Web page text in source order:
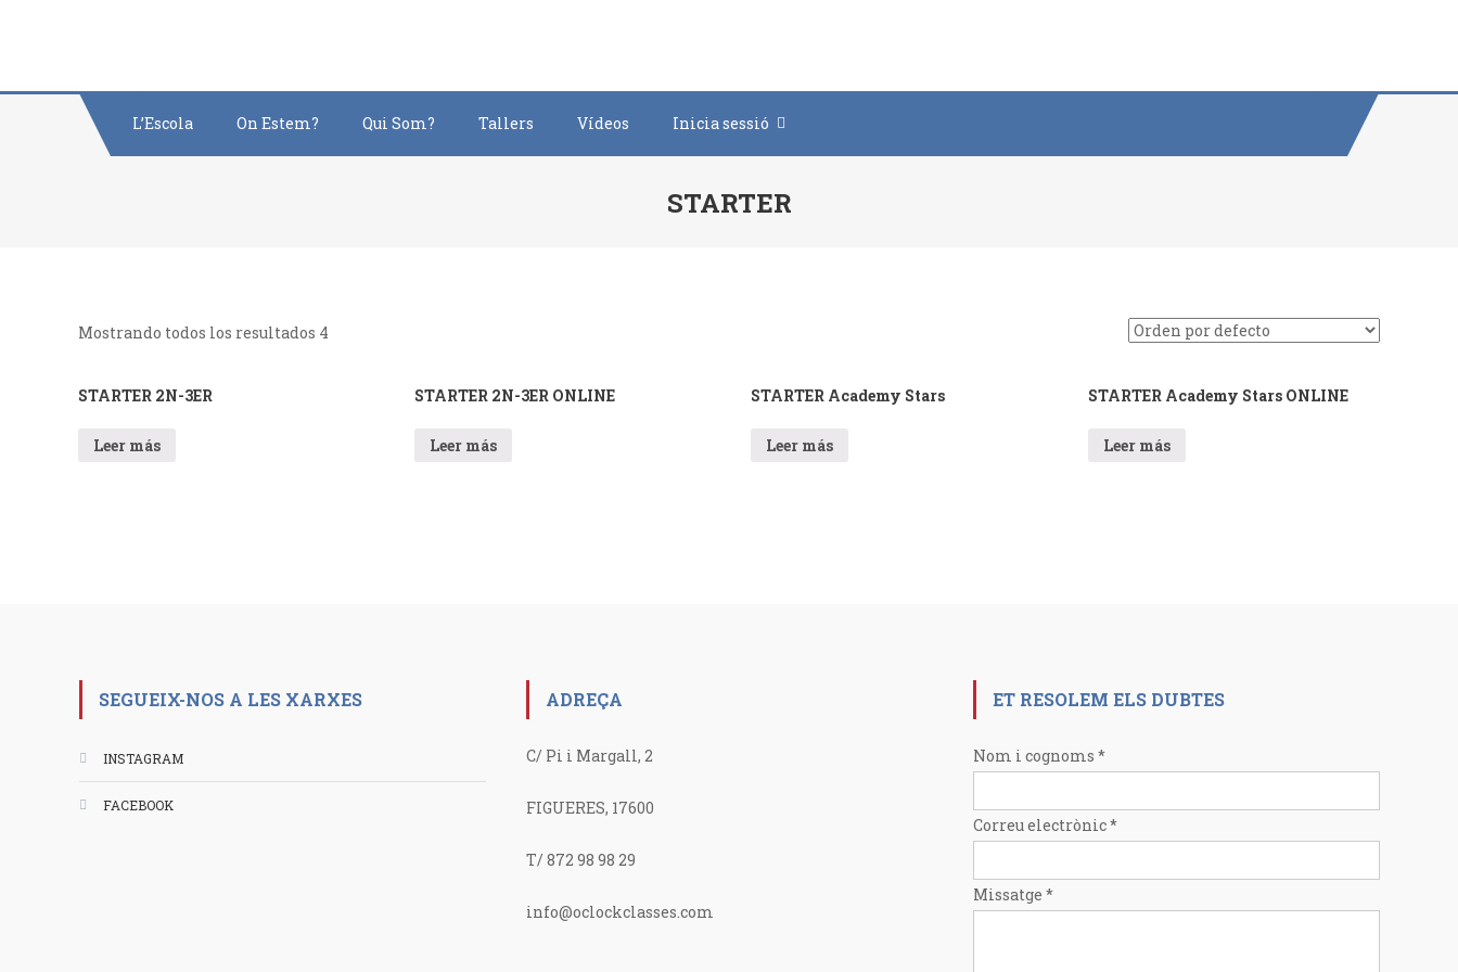
L’Escola On Estem? Qui Som? Tallers Vídeos Inicia sessió
STARTER
Mostrando todos los resultados 4
STARTER 2N-3ER
Leer más
STARTER 2N-3ER ONLINE
Leer más
STARTER Academy Stars
Leer más
STARTER Academy Stars ONLINE
Leer más
SEGUEIX-NOS A LES XARXES
INSTAGRAM
FACEBOOK
ADREÇA
C/ Pi i Margall, 2
FIGUERES, 17600
T/ 872 98 98 29
info@oclockclasses.com
ET RESOLEM ELS DUBTES
Nom i cognoms *
Correu electrònic*
Missatge *